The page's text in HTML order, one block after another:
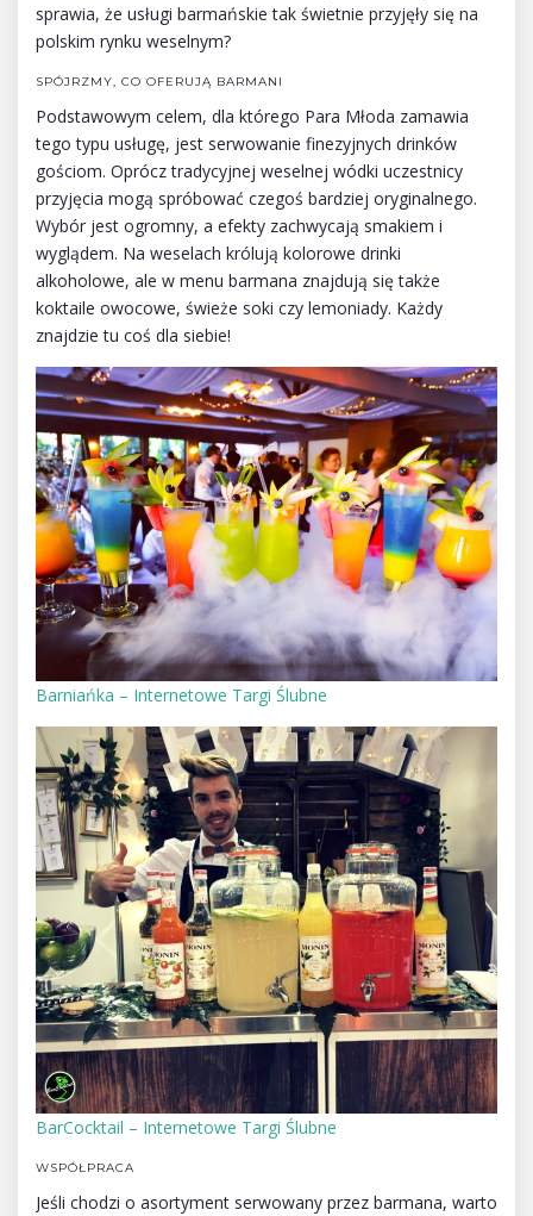
sprawia, że usługi barmańskie tak świetnie przyjęły się na
polskim rynku weselnym?
SPÓJRZMY, CO OFERUJĄ BARMANI
Podstawowym celem, dla którego Para Młoda zamawia
tego typu usługę, jest serwowanie finezyjnych drinków
gościom. Oprócz tradycyjnej weselnej wódki uczestnicy
przyjęcia mogą spróbować czegoś bardziej oryginalnego.
Wybór jest ogromny, a efekty zachwycają smakiem i
wyglądem. Na weselach królują kolorowe drinki
alkoholowe, ale w menu barmana znajdują się także
koktaile owocowe, świeże soki czy lemoniady. Każdy
znajdzie tu coś dla siebie!
Barniańka – Internetowe Targi Ślubne
BarCocktail – Internetowe Targi Ślubne
WSPÓŁPRACA
Jeśli chodzi o asortyment serwowany przez barmana, warto